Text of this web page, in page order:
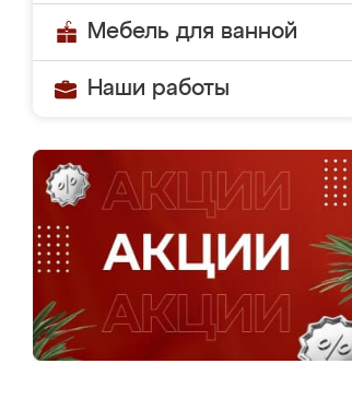
Мебель для ванной
Наши работы